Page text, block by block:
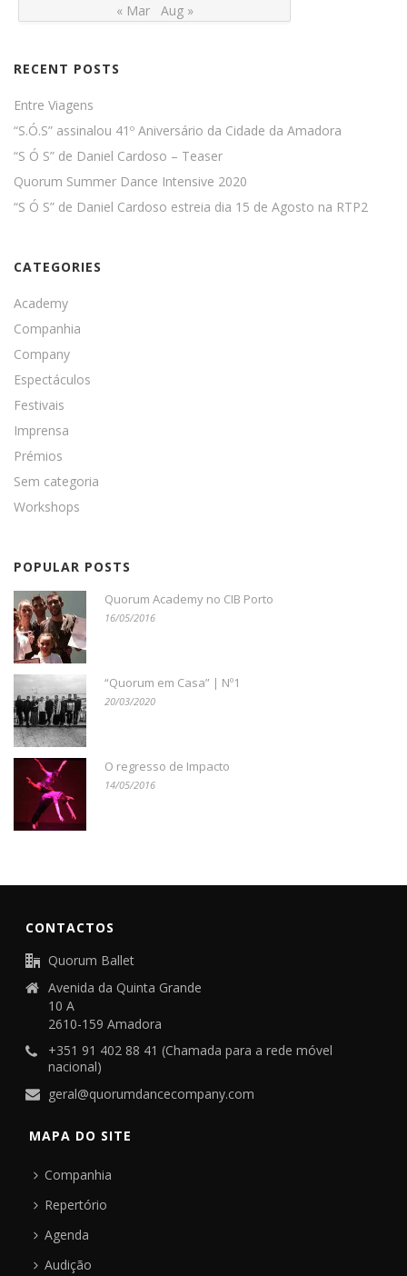
« Mar Aug »
RECENT POSTS
Entre Viagens
“S.Ó.S” assinalou 41º Aniversário da Cidade da Amadora
“S Ó S” de Daniel Cardoso – Teaser
Quorum Summer Dance Intensive 2020
“S Ó S” de Daniel Cardoso estreia dia 15 de Agosto na RTP2
CATEGORIES
Academy
Companhia
Company
Espectáculos
Festivais
Imprensa
Prémios
Sem categoria
Workshops
POPULAR POSTS
Quorum Academy no CIB Porto
16/05/2016
“Quorum em Casa” | Nº1
20/03/2020
O regresso de Impacto
14/05/2016
CONTACTOS
Quorum Ballet
Avenida da Quinta Grande
10 A
2610-159 Amadora
+351 91 402 88 41 (Chamada para a rede móvel
nacional)
geral@quorumdancecompany.com
MAPA DO SITE
Companhia
Repertório
Agenda
Audição